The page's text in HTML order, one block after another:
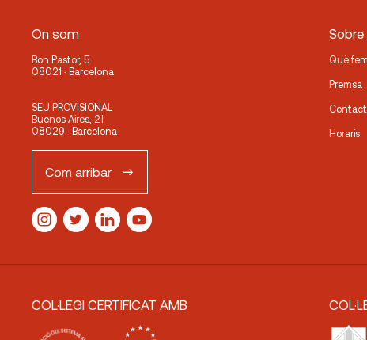
On som
Bon Pastor, 5
08021 · Barcelona
SEU PROVISIONAL
Buenos Aires, 21
08029 · Barcelona
Com arribar
Sobre
Què fem
Premsa
Horaris
COL·LEGI CERTIFICAT AMB